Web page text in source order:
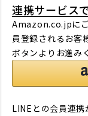
連携サービス
Amazon.co.jpに
員登録されるお客
ボタンよりお進み
LINEとの会員連